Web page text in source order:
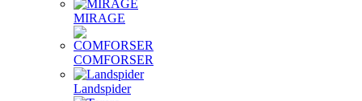
MIRAGE
COMFORSER
Landspider